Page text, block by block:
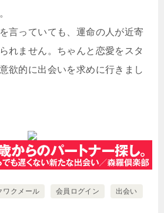
言っていても、運命の人が近寄
れません。ちゃんと恋愛をスタ
欲的に出会いを求めに行きまし
ワクメール 会員ログイン 出会い